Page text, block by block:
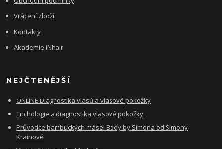
Vrácení zboží
Kontakty
Akademie INhair
NEJČTENĚJŠÍ
ONLINE Diagnostika vlasů a vlasové pokožky
Trichologie a diagnostika vlasové pokožky
Průvodce bambuckých másel Body by Simona od Simony
Krainové